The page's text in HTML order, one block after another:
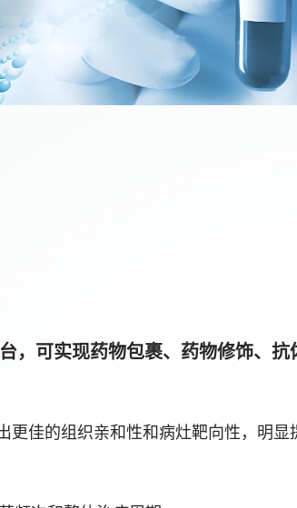
，可实现药物包裹、药物修饰、
更佳的组织亲和性和病灶靶向性，明